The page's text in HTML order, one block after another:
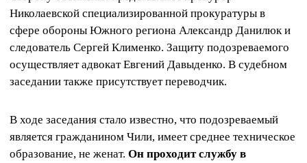
Николаевской специализированной прокуратуры в
сфере обороны Южного региона Александр Данилюк и
следователь Сергей Клименко. Защиту подозреваемого
осуществляет адвокат Евгений Давыденко. В судебном
заседании также присутствует переводчик.
В ходе заседания стало известно, что подозреваемый
является гражданином Чили, имеет среднее техническое
образование, не женат. Он проходит службу в